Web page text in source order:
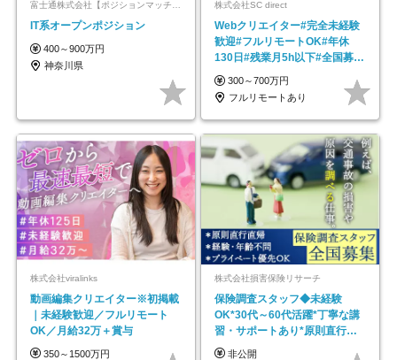
富士通株式会社【ポジションマッチ登録】
IT系オープンポジション
400～900万円
神奈川県
株式会社SC direct
Webクリエイター#完全未経験
歓迎#フルリモートOK#年休
130日#残業月5h以下#全国募集
#最大1年の研修
300～700万円
フルリモートあり
株式会社viralinks
動画編集クリエイター※初掲載
｜未経験歓迎／フルリモート
OK／月給32万＋賞与
350～1500万円
株式会社損害保険リサーチ
保険調査スタッフ◆未経験
OK*30代～60代活躍*丁寧な講
習・サポートあり*原則直行直
帰／全国募集・業務委託
非公開